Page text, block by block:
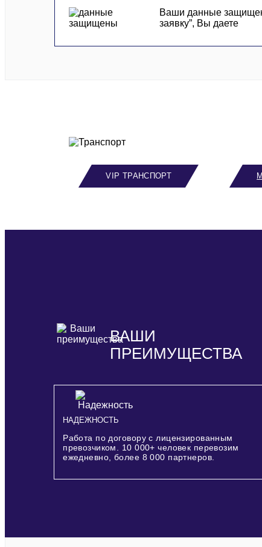
Ваши данные
заявку”, Вы даете
VIP ТРАНСПОРТ
ВАШИ
ПРЕИМУЩЕСТВА
НАДЕЖНОСТЬ
Работа по договору с лицензированным
превозчиком. 10 000+ человек перевозим
ежедневно, более 8 000 партнеров.